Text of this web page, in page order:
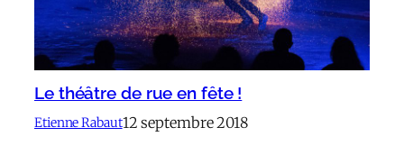
Le théâtre de rue en fête !
Etienne Rabaut12 septembre 2018